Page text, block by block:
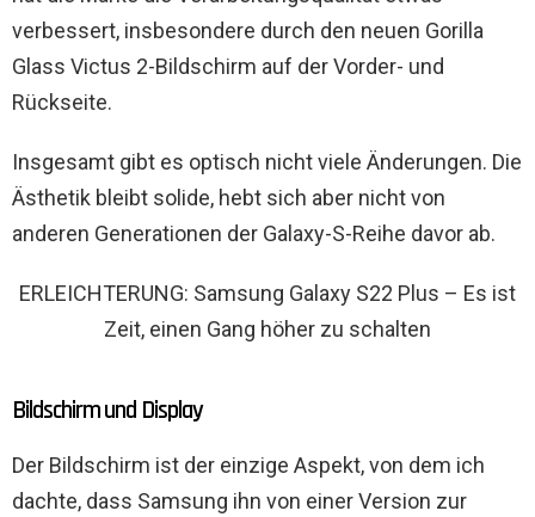
verbessert, insbesondere durch den neuen Gorilla
Glass Victus 2-Bildschirm auf der Vorder- und
Rückseite.
Insgesamt gibt es optisch nicht viele Änderungen. Die
Ästhetik bleibt solide, hebt sich aber nicht von
anderen Generationen der Galaxy-S-Reihe davor ab.
ERLEICHTERUNG: Samsung Galaxy S22 Plus – Es ist
Zeit, einen Gang höher zu schalten
Bildschirm und Display
Der Bildschirm ist der einzige Aspekt, von dem ich
dachte, dass Samsung ihn von einer Version zur